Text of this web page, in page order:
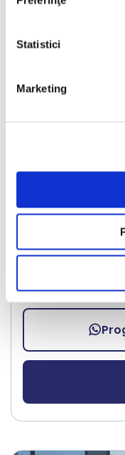
Statistici
Marketing
Bucuresti